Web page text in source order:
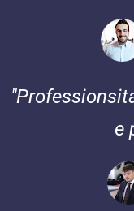
e